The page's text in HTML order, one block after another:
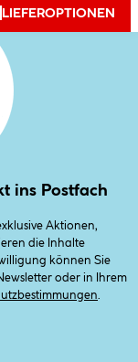
LIEFEROPTIONEN
ins Postfach
Aktionen,
die Inhalte
können Sie
oder in Ihrem
.